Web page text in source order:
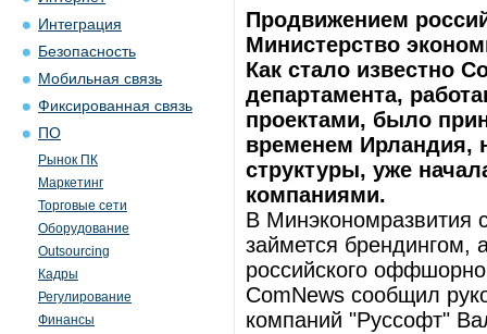
Интеграция
Безопасность
Мобильная связь
Фиксированная связь
ПО
Рынок ПК
Маркетинг
Торговые сети
Оборудование
Outsourcing
Кадры
Регулирование
Финансы
Продвижением
Министерство
Как стало известно
департамента,
проектами, было
временем Ирландия,
структуры, уже
компаниями.
В Минэкономразвития
займется брендингом,
российского
ComNews сообщил
компаний "Руссофт"